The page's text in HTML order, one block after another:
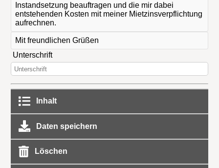
Instandsetzung beauftragen und die mir dabei
entstehenden Kosten mit meiner Mietzinsverpflichtung
aufrechnen.
Mit freundlichen Grüßen
Unterschrift
Inhalt
Daten speichern
Löschen